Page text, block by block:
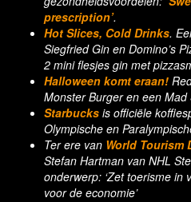
prescription’.
Hot Slices, Cold Drinks.
Siegfried Gin en Domino’s
2 mini flesjes gin met
Halloween komt eraan!
Monster Burger en een Mad
Starbucks is officiële
Olympische en
Ter ere van World Tourism
Stefan Hartman van NHL
onderwerp: ‘Zet toerisme in
voor de economie’